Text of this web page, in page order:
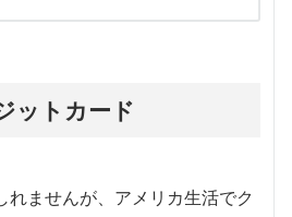
ットカード
れませんが、アメリカ生活でク